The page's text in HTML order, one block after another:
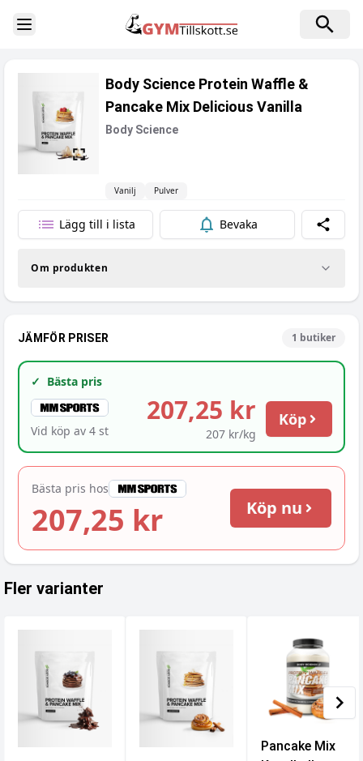
Toggle Sidebar
Body Science Protein Waffle &
Pancake Mix Delicious Vanilla
Body Science
Vanilj Pulver
Lägg till i lista Bevaka Dela
Om produkten
JÄMFÖR PRISER 1 butiker
✓ Bästa pris
Vid köp av 4 st
207,25 kr
207 kr/kg
Köp
Bästa pris hos
207,25 kr Köp nu
Fler varianter
Pancake Mix